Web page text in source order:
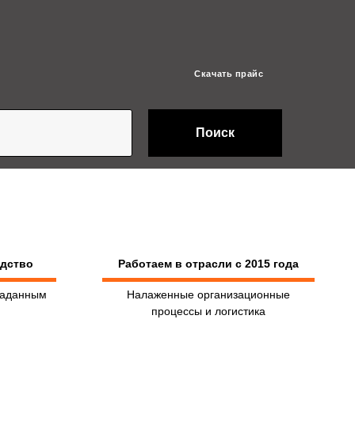
Поиск
Налаженные организационные
процессы и логистика
Работаем в отрасли с 2015 года